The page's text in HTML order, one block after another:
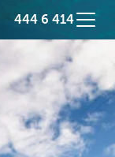
444 6 414